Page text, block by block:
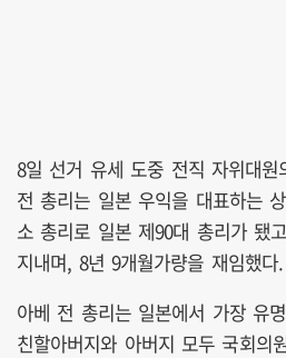
8일 선거 유세 도중 전직 자위대
전 총리는 일본 우익을 대표하는
소 총리로 일본 제90대 총리가 됐
지내며, 8년 9개월가량을 재임했
아베 전 총리는 일본에서 가장 유
친할아버지와 아버지 모두 국회의